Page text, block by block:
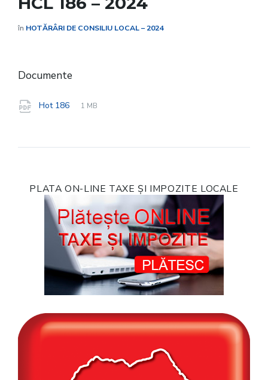
în HOTĂRÂRI DE CONSILIU LOCAL – 2024
Documente
Hot 186
File
pdf
File
1 MB
PLATA ON-LINE TAXE ȘI IMPOZITE LOCALE